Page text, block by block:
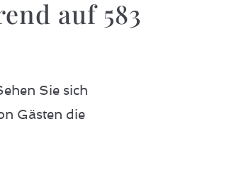
auf 583
Sie sich
Gästen die